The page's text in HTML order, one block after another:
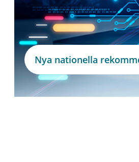
Nya nationella